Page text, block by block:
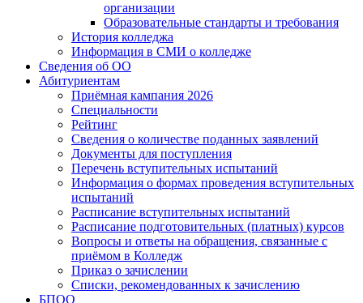
организации
Образовательные стандарты и требования
История колледжа
Информация в СМИ о колледже
Сведения об ОО
Абитуриентам
Приёмная кампания 2026
Специальности
Рейтинг
Сведения о количестве поданных заявлений
Документы для поступления
Перечень вступительных испытаний
Информация о формах проведения вступительных
испытаний
Расписание вступительных испытаний
Расписание подготовительных (платных) курсов
Вопросы и ответы на обращения, связанные с
приёмом в Колледж
Приказ о зачислении
Списки, рекомендованных к зачислению
БПОО